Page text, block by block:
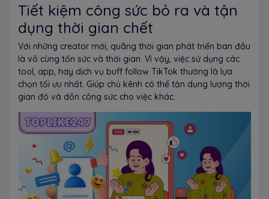
Tiết kiệm công sức bỏ ra và tận
dụng thời gian chết
Với những creator mới, quãng thời gian phát triển ban đầu
là vô cùng tốn sức và thời gian. Vì vậy, việc sử dụng các
tool, app, hay dịch vụ buff follow TikTok thường là lựa
chọn tối ưu nhất. Giúp chủ kênh có thể tận dụng lượng thời
gian đó và dồn công sức cho việc khác.